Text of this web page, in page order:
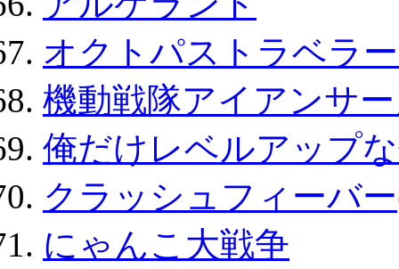
オクトパストラベラ
機動戦隊アイアンサ
俺だけレベルアップ
クラッシュフィーバ
にゃんこ大戦争